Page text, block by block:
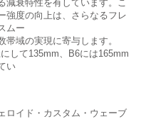
減衰特性を有しています。こ
強度の向上は、さらなるフレ
ムー
帯域の実現に寄与します。
して135mm、B6には165mm
い
ロイド・カスタム・ウェーブ